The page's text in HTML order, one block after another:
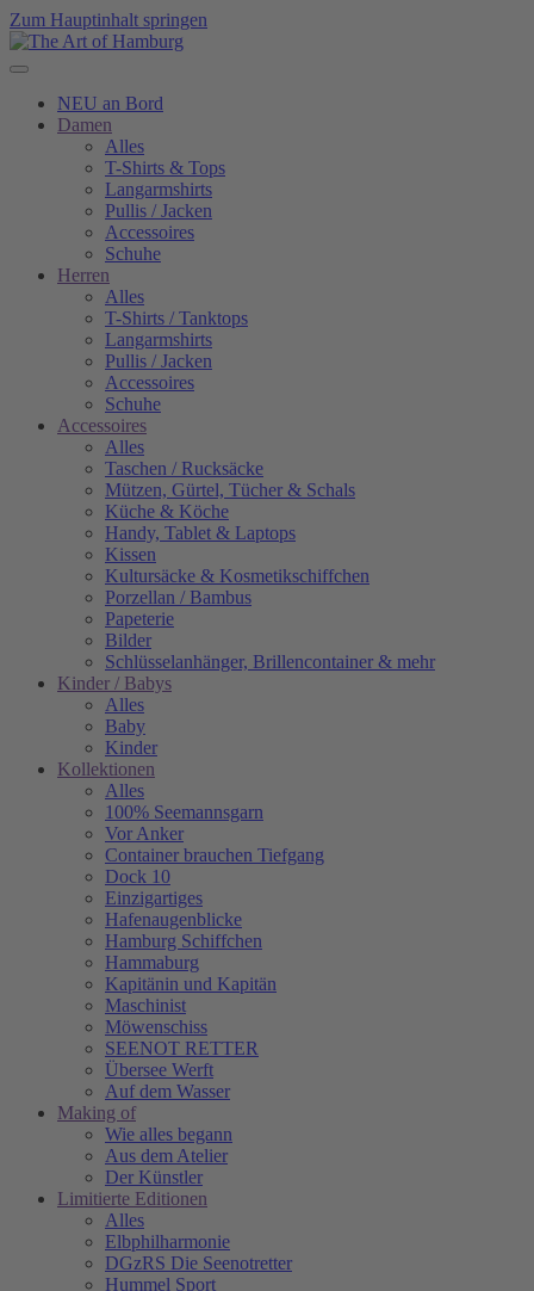
Zum Hauptinhalt springen
NEU an Bord
Damen
Alles
T-Shirts & Tops
Langarmshirts
Pullis / Jacken
Accessoires
Schuhe
Herren
Alles
T-Shirts / Tanktops
Langarmshirts
Pullis / Jacken
Accessoires
Schuhe
Accessoires
Alles
Taschen / Rucksäcke
Mützen, Gürtel, Tücher & Schals
Küche & Köche
Handy, Tablet & Laptops
Kissen
Kultursäcke & Kosmetikschiffchen
Porzellan / Bambus
Papeterie
Bilder
Schlüsselanhänger, Brillencontainer & mehr
Kinder / Babys
Alles
Baby
Kinder
Kollektionen
Alles
100% Seemannsgarn
Vor Anker
Container brauchen Tiefgang
Dock 10
Einzigartiges
Hafenaugen­blicke
Hamburg Schiffchen
Hammaburg
Kapitänin und Kapitän
Maschinist
Möwenschiss
SEENOT RETTER
Übersee Werft
Auf dem Wasser
Making of
Wie alles begann
Aus dem Atelier
Der Künstler
Limitierte Editionen
Alles
Elbphilharmonie
DGzRS Die Seenotretter
Hummel Sport